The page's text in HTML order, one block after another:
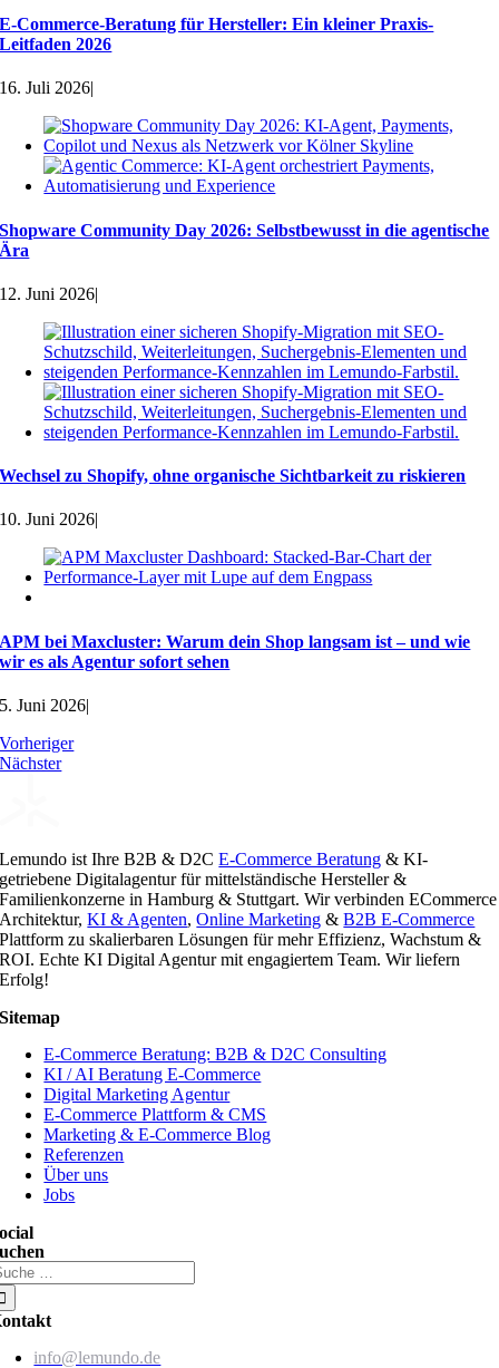
E-Commerce-Beratung für Hersteller: Ein kleiner Praxis-
Leitfaden 2026
16. Juli 2026|
Shopware Community Day 2026: Selbstbewusst in die agentische
Ära
12. Juni 2026|
Wechsel zu Shopify, ohne organische Sichtbarkeit zu riskieren
10. Juni 2026|
APM bei Maxcluster: Warum dein Shop langsam ist – und wie
wir es als Agentur sofort sehen
5. Juni 2026|
Vorheriger
Nächster
Lemundo ist Ihre B2B & D2CE-Commerce Beratung & KI-
getriebene Digitalagentur für mittelständische Hersteller &
Familienkonzerne in Hamburg & Stuttgart. Wir verbinden ECommerce
Architektur,KI & Agenten,Online Marketing &B2B E-Commerce
Plattform zu skalierbaren Lösungen für mehr Effizienz, Wachstum &
ROI. Echte KI Digital Agentur mit engagiertem Team. Wir liefern
Erfolg!
Sitemap
E-Commerce Beratung: B2B & D2C Consulting
KI / AI Beratung E-Commerce
Digital Marketing Agentur
E-Commerce Plattform & CMS
Marketing & E-Commerce Blog
Referenzen
Über uns
Jobs
info@lemundo.de